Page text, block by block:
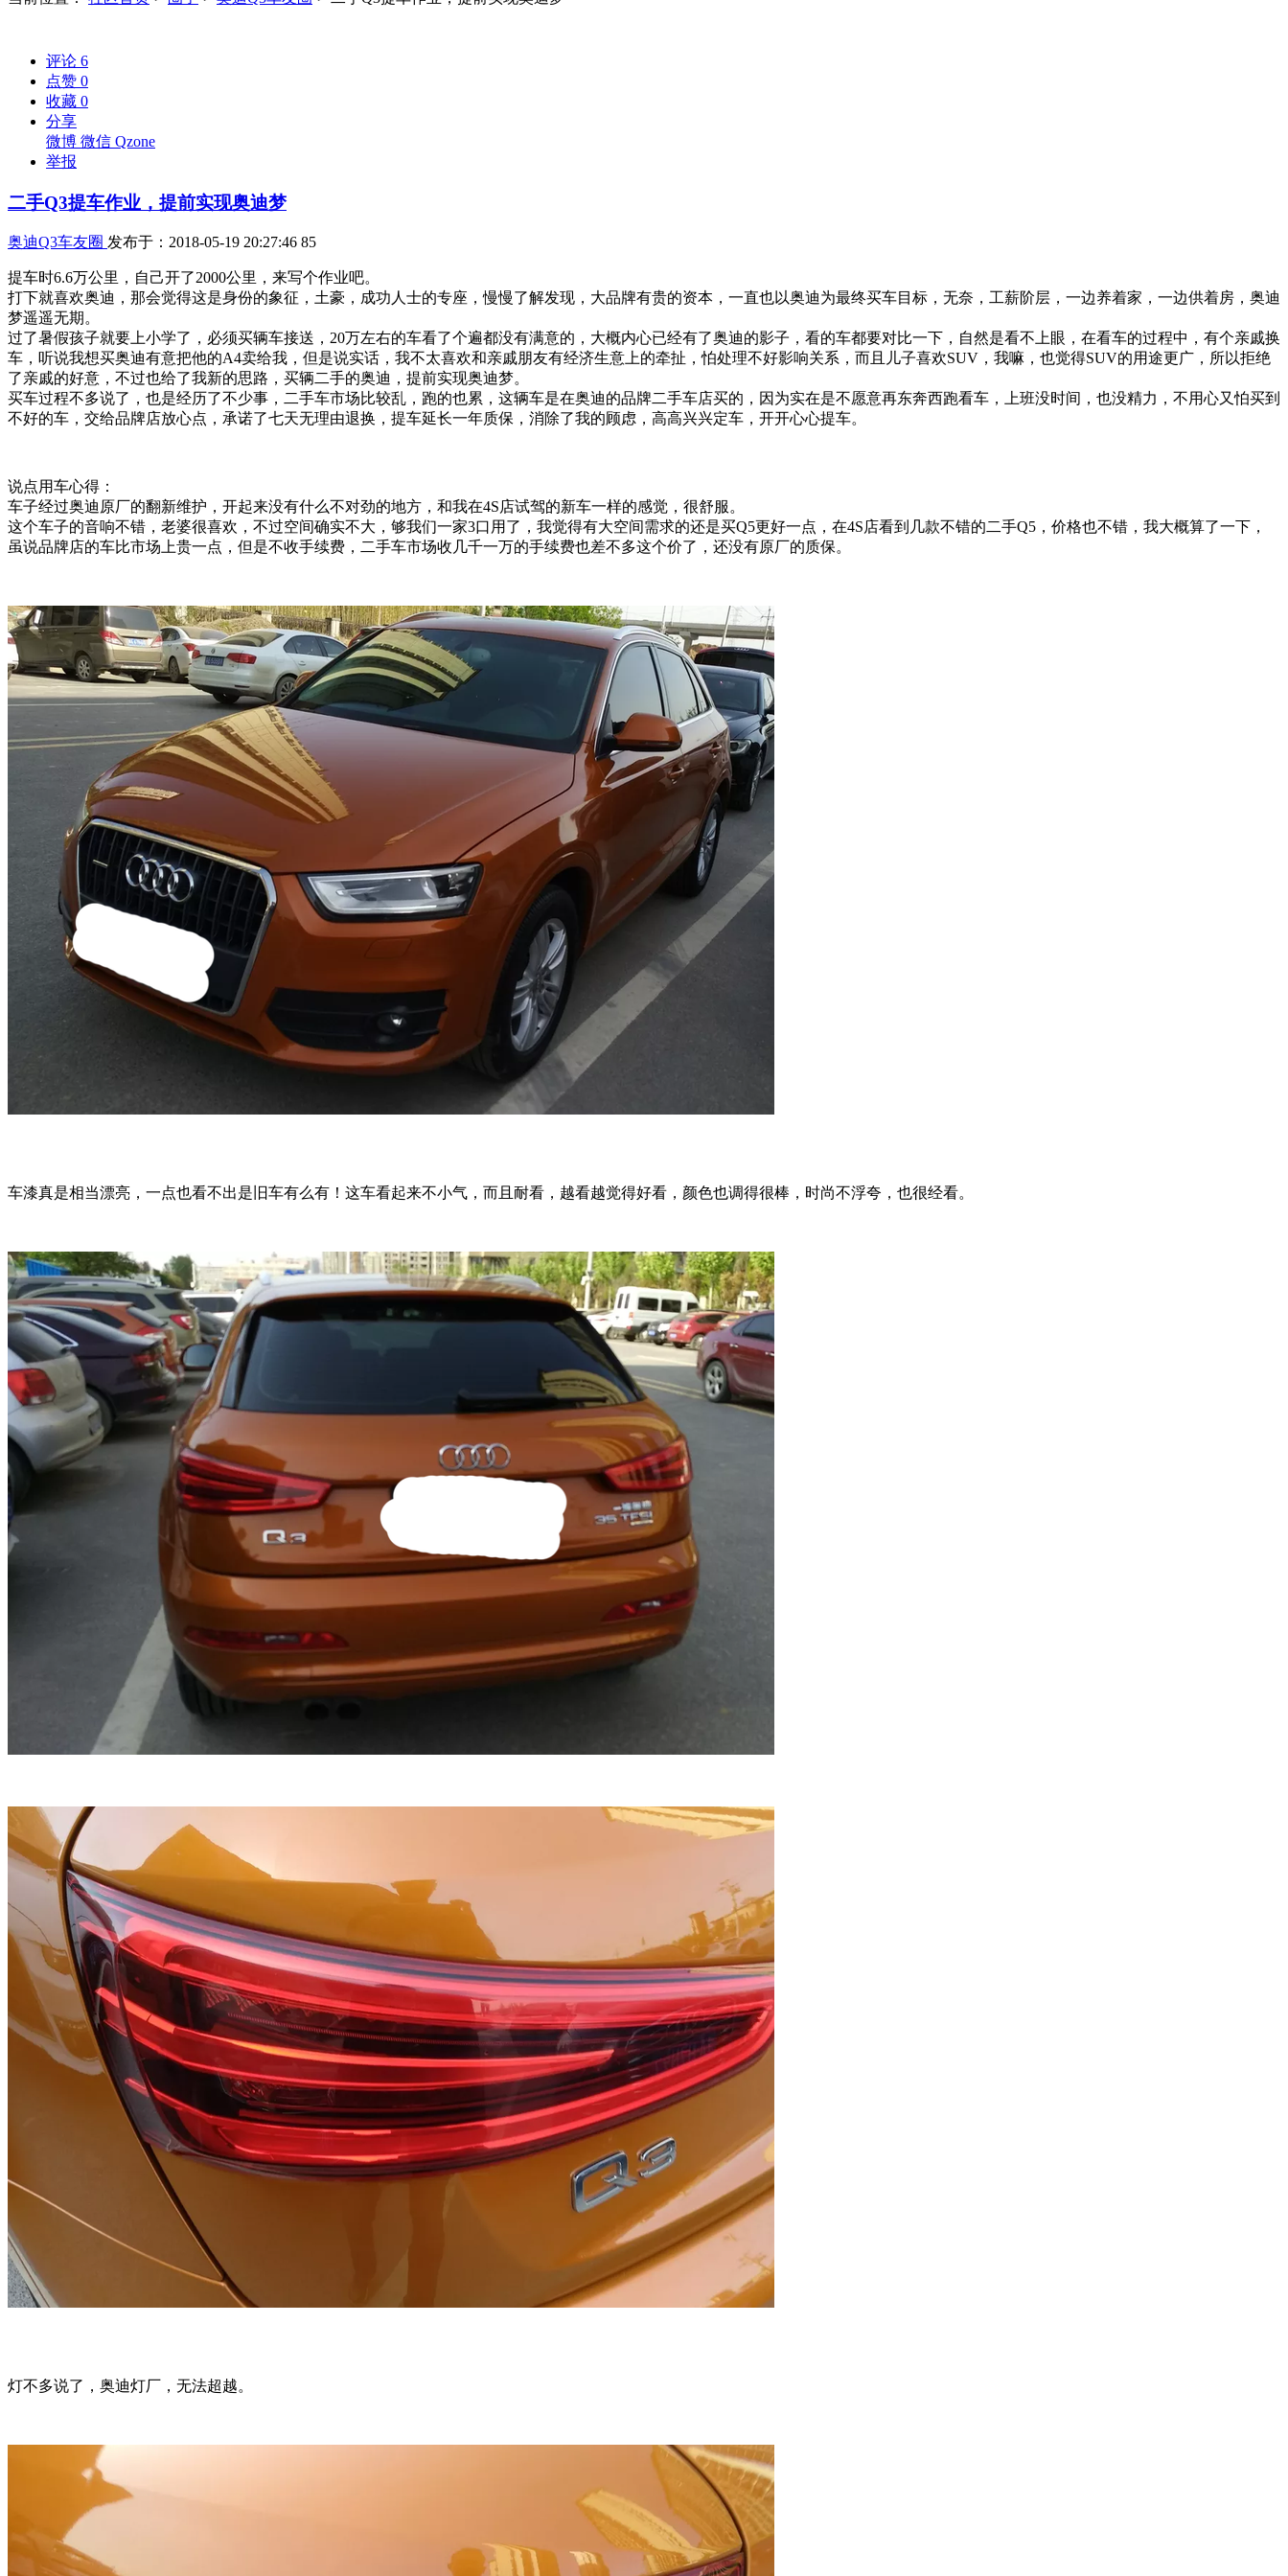
评论 6
点赞 0
收藏 0
分享
微博 微信 Qzone
举报
二手Q3提车作业，提前实现奥迪梦
奥迪Q3车友圈 发布于：2018-05-19 20:27:46 85
提车时6.6万公里，自己开了2000公里，来写个作业吧。
打下就喜欢奥迪，那会觉得这是身份的象征，土豪，成功人士的专座，慢慢了解发现，大品牌有贵的资本，一直也以奥迪为最终买车目标，无奈，工薪阶层，一边养着家，一边供着房，奥迪
梦遥遥无期。
过了暑假孩子就要上小学了，必须买辆车接送，20万左右的车看了个遍都没有满意的，大概内心已经有了奥迪的影子，看的车都要对比一下，自然是看不上眼，在看车的过程中，有个亲戚换
车，听说我想买奥迪有意把他的A4卖给我，但是说实话，我不太喜欢和亲戚朋友有经济生意上的牵扯，怕处理不好影响关系，而且儿子喜欢SUV，我嘛，也觉得SUV的用途更广，所以拒绝
了亲戚的好意，不过也给了我新的思路，买辆二手的奥迪，提前实现奥迪梦。
买车过程不多说了，也是经历了不少事，二手车市场比较乱，跑的也累，这辆车是在奥迪的品牌二手车店买的，因为实在是不愿意再东奔西跑看车，上班没时间，也没精力，不用心又怕买到
不好的车，交给品牌店放心点，承诺了七天无理由退换，提车延长一年质保，消除了我的顾虑，高高兴兴定车，开开心心提车。
说点用车心得：
车子经过奥迪原厂的翻新维护，开起来没有什么不对劲的地方，和我在4S店试驾的新车一样的感觉，很舒服。
这个车子的音响不错，老婆很喜欢，不过空间确实不大，够我们一家3口用了，我觉得有大空间需求的还是买Q5更好一点，在4S店看到几款不错的二手Q5，价格也不错，我大概算了一下，
虽说品牌店的车比市场上贵一点，但是不收手续费，二手车市场收几千一万的手续费也差不多这个价了，还没有原厂的质保。
车漆真是相当漂亮，一点也看不出是旧车有么有！这车看起来不小气，而且耐看，越看越觉得好看，颜色也调得很棒，时尚不浮夸，也很经看。
灯不多说了，奥迪灯厂，无法超越。